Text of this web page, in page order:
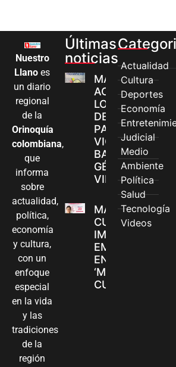
Nuestro
Llano es
un diario
regional
de la
Orinoquía
colombiana,
que
informa
sobre
actualidad,
política,
economía
y cultura,
con un
enfoque
especial
en la vida
y las
tradiciones
de la
región
Últimas
noticias
MÁS MUJERES
ACCEDEN A
LOS CANALES
DE ATENCIÓN
PARA
VIOLENCIAS
BASADAS EN
GÉNERO EN
VILLAVICENCIO
MADRES
CUIDADORAS
IMPULSAN SUS
EN LA FERIA
‘MANOS QUE
CUIDAN Y
Actualidad
Cultura
Deportes
Economía
Judicial
Medio
Ambiente
Política
Salud
Tecnología
Videos